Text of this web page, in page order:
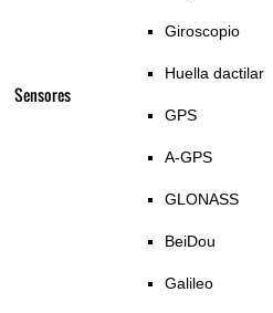
Sensores
Giroscopio
Huella dactilar
GPS
A-GPS
GLONASS
BeiDou
Galileo